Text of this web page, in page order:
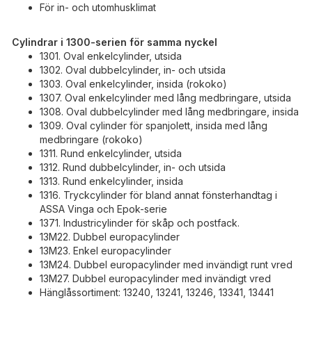
För in- och utomhusklimat
Cylindrar i 1300-serien för samma nyckel
1301. Oval enkelcylinder, utsida
1302. Oval dubbelcylinder, in- och utsida
1303. Oval enkelcylinder, insida (rokoko)
1307. Oval enkelcylinder med lång medbringare, utsida
1308. Oval dubbelcylinder med lång medbringare, insida
1309. Oval cylinder för spanjolett, insida med lång
medbringare (rokoko)
1311. Rund enkelcylinder, utsida
1312. Rund dubbelcylinder, in- och utsida
1313. Rund enkelcylinder, insida
1316. Tryckcylinder för bland annat fönsterhandtag i
ASSA Vinga och Epok-serie
1371. Industricylinder för skåp och postfack.
13M22. Dubbel europacylinder
13M23. Enkel europacylinder
13M24. Dubbel europacylinder med invändigt runt vred
13M27. Dubbel europacylinder med invändigt vred
Hänglåssortiment: 13240, 13241, 13246, 13341, 13441